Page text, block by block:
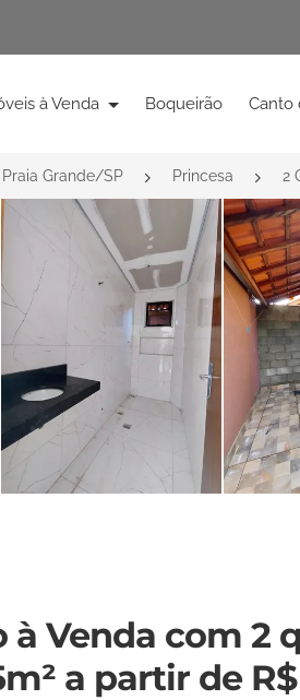
à Venda Boqueirão Canto
Praia Grande/SP Princesa 2
Venda com 2
a partir de